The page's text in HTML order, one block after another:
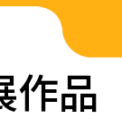
作品